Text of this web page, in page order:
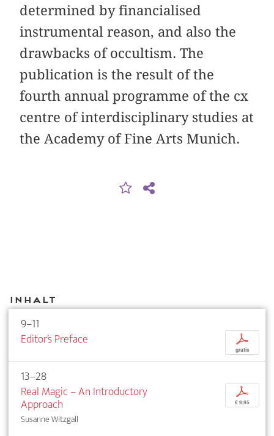
determined by financialised
instrumental reason, and also the
drawbacks of occultism. The
publication is the result of the
fourth annual programme of the cx
centre of interdisciplinary studies at
the Academy of Fine Arts Munich.
Inhalt
9–11
Editor’s Preface
p
gratis
13–28
Real Magic – An Introductory
Approach
Susanne Witzgall
p
€ 9,95